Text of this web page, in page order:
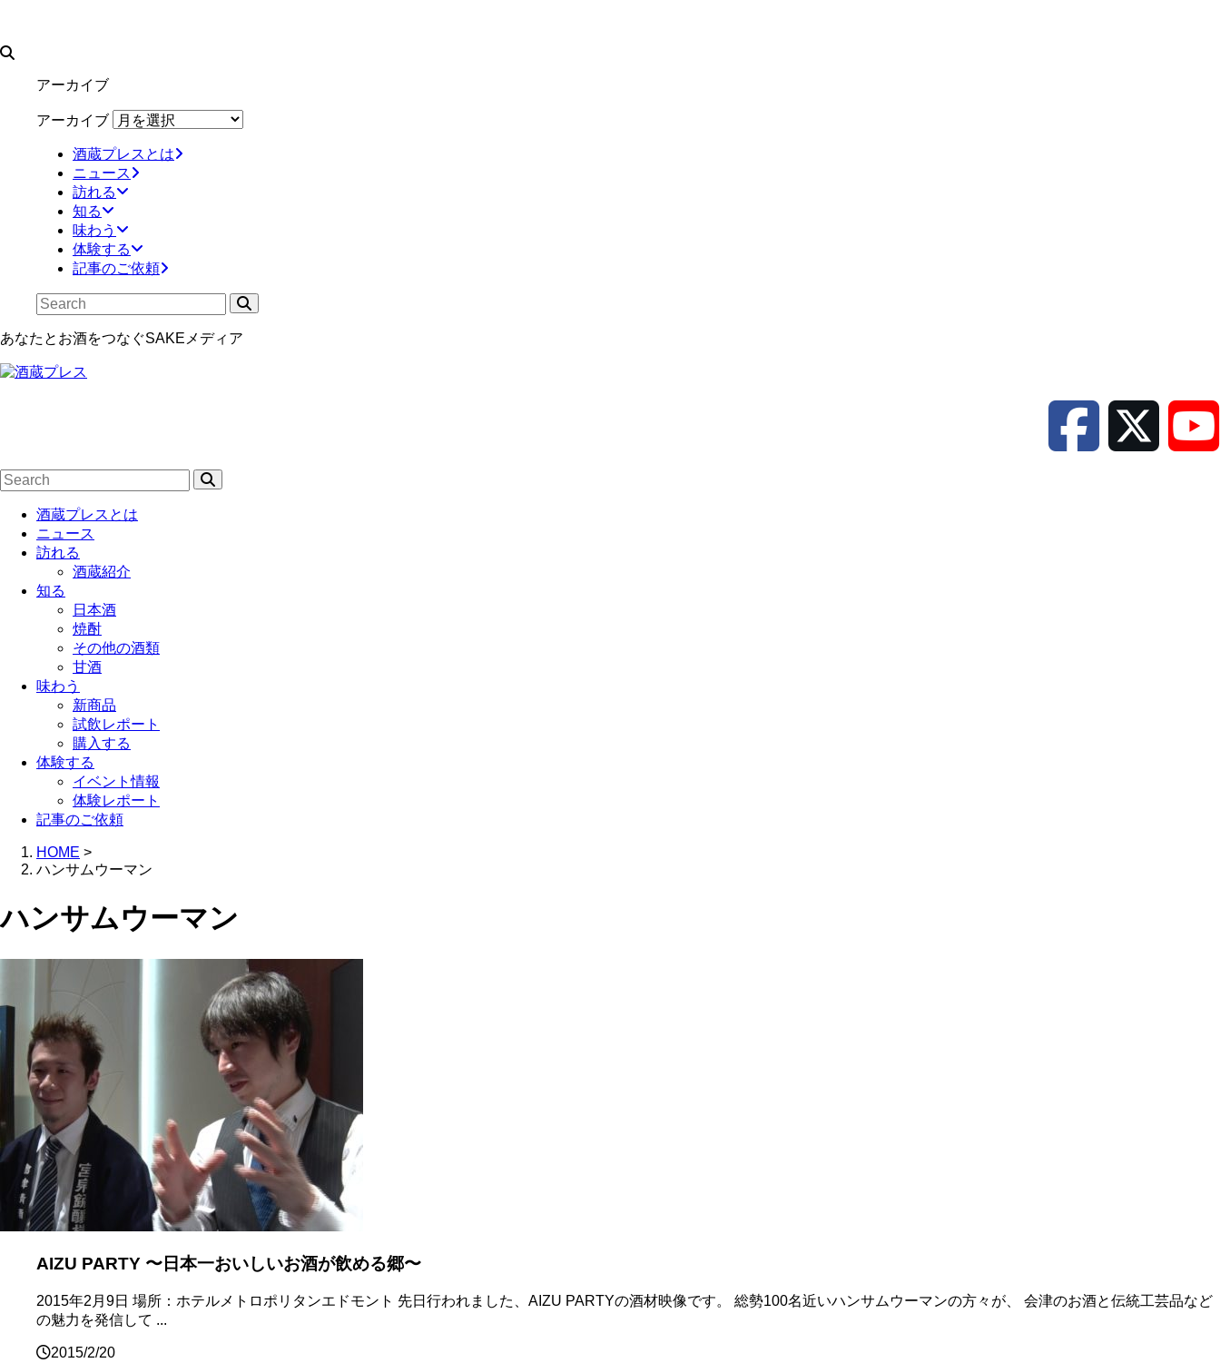
アーカイブ
アーカイブ
酒蔵プレスとは
ニュース
訪れる
知る
味わう
体験する
記事のご依頼
あなたとお酒をつなぐSAKEメディア
酒蔵プレスとは
ニュース
訪れる
酒蔵紹介
知る
日本酒
焼酎
その他の酒類
甘酒
味わう
新商品
試飲レポート
購入する
体験する
イベント情報
体験レポート
記事のご依頼
HOME >
ハンサムウーマン
ハンサムウーマン
AIZU PARTY 〜日本一おいしいお酒が飲める郷〜
2015年2月9日 場所：ホテルメトロポリタンエドモント 先日行われました、AIZU PARTYの酒材映像です。 総勢100名近いハンサムウーマンの方々が、 会津のお酒と伝統工芸品など
の魅力を発信して ...
2015/2/20